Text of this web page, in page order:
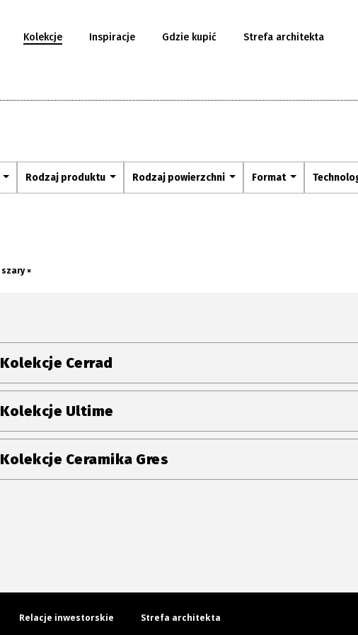
Kolekcje Inspiracje Gdzie kupić Strefa architekta
Rodzaj produktu Rodzaj powierzchni Format
szary ×
Kolekcje Cerrad
Kolekcje Ultime
Kolekcje Ceramika Gres
Relacje inwestorskie
Strefa architekta